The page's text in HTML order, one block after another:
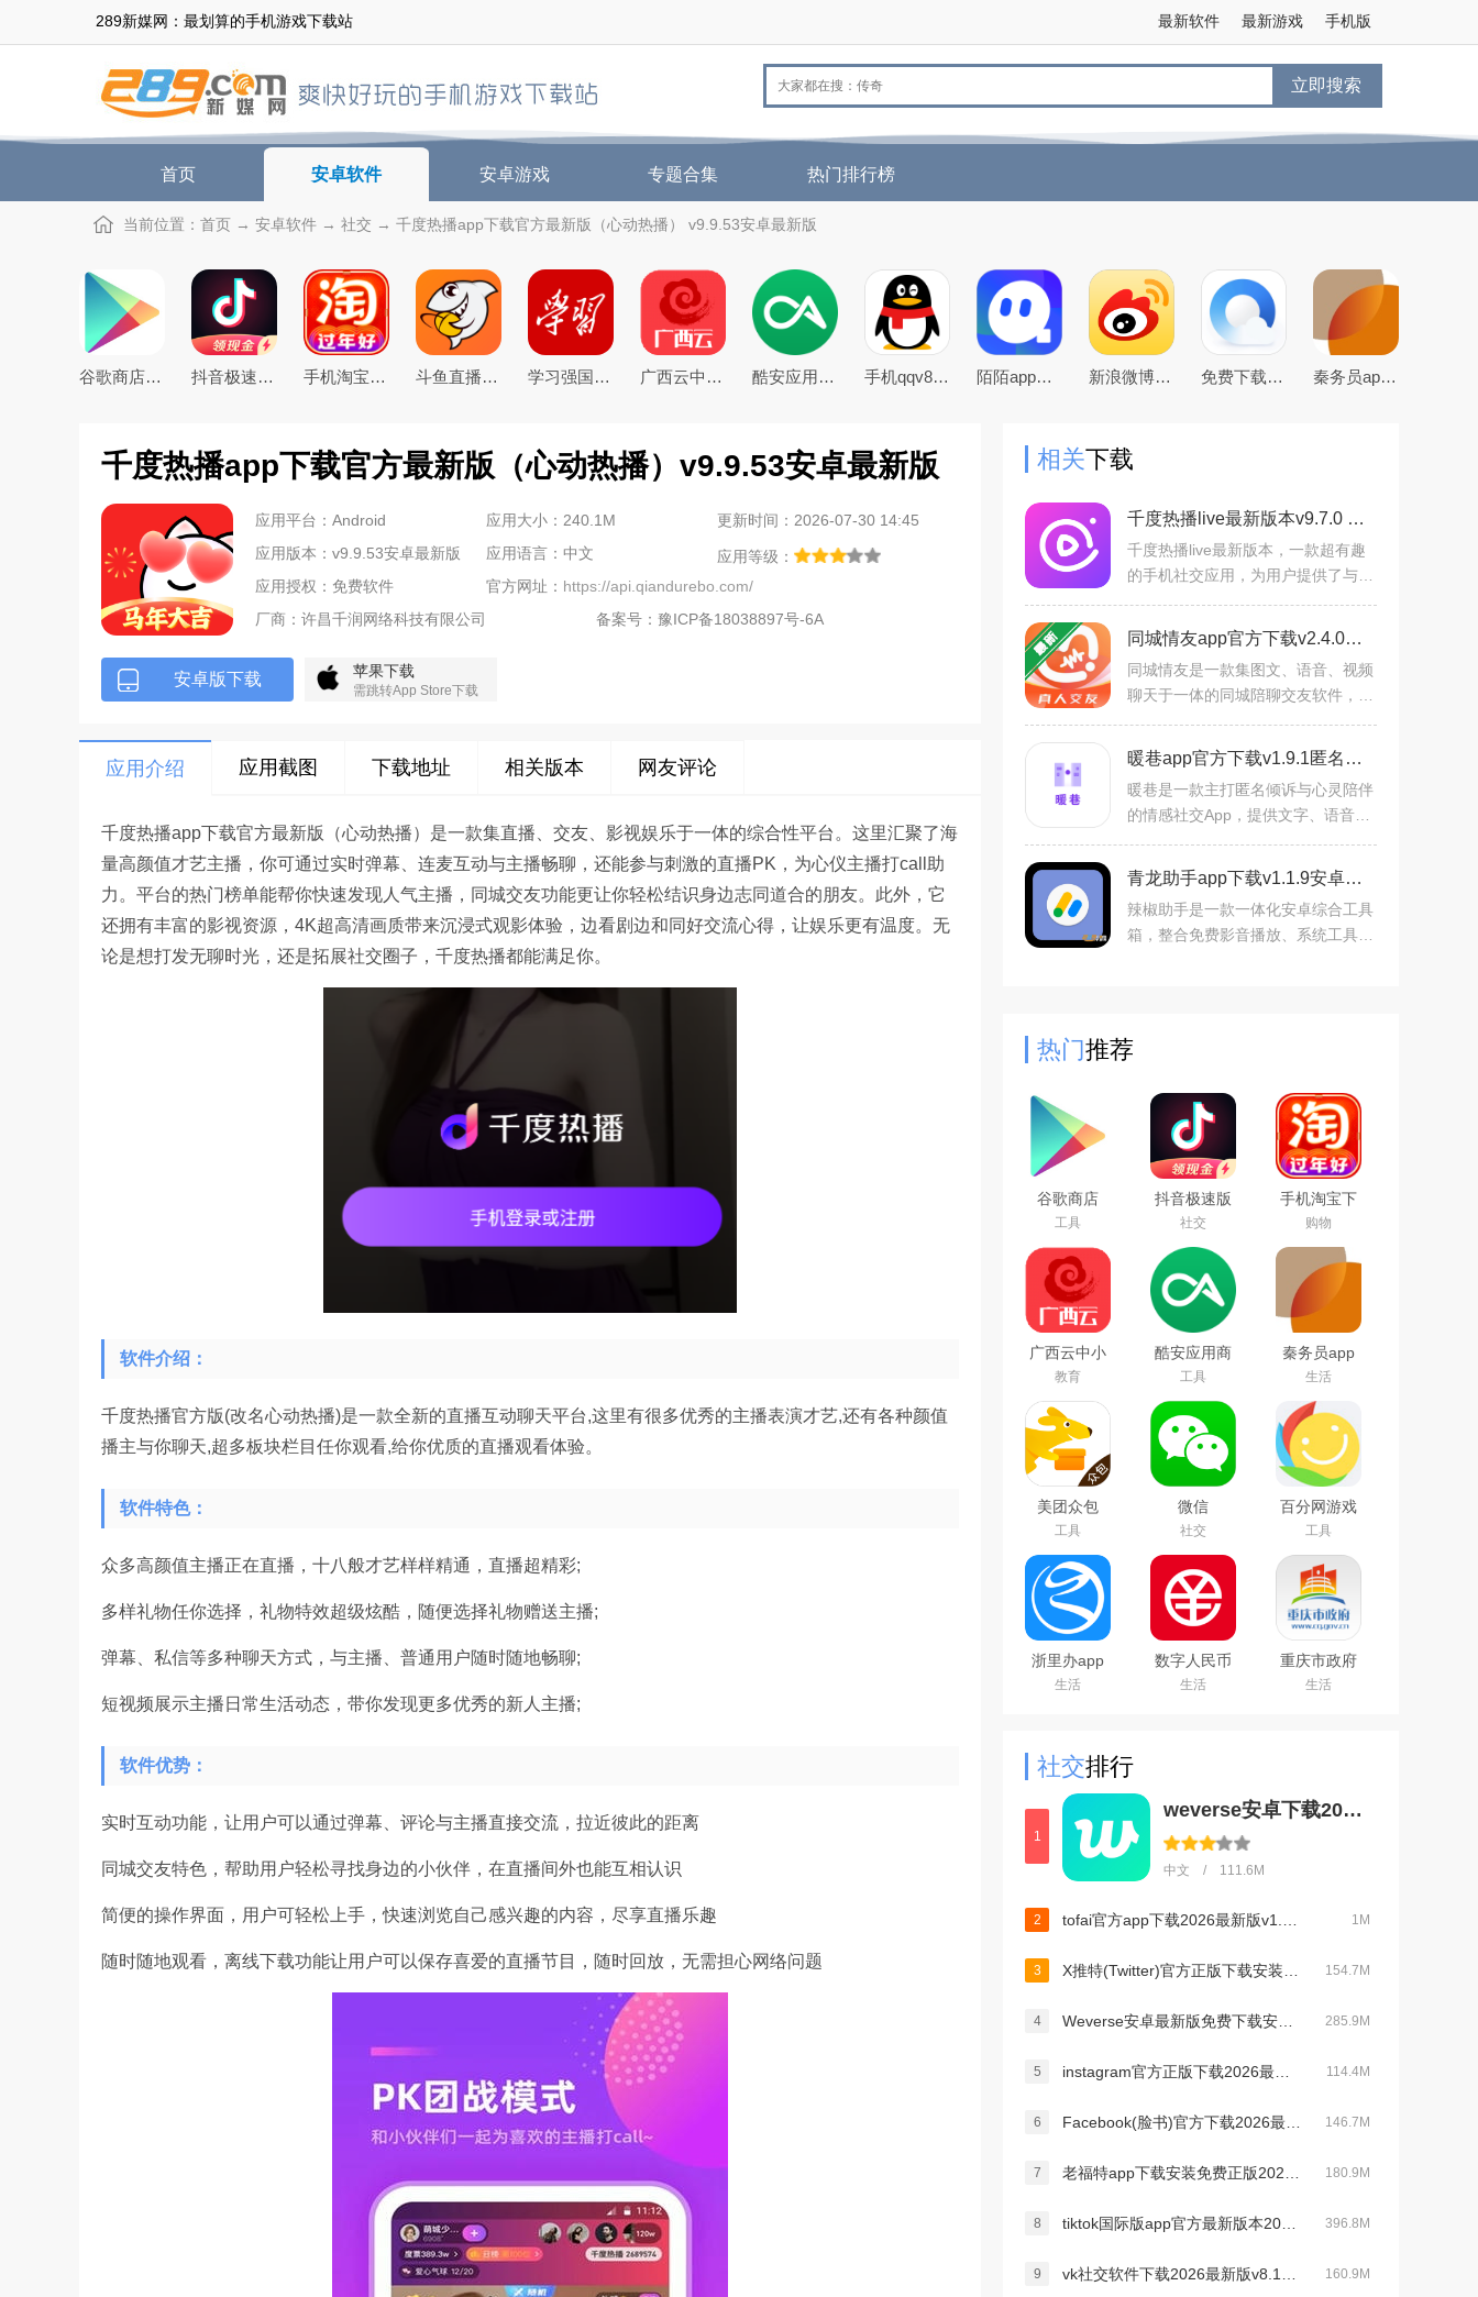
289新媒网：最划算的手机游戏下载站 手机版
最新游戏
最新软件
立即搜索
首页 安卓软件 安卓游戏 专题合集 热门排行榜
当前位置： 首页 → 安卓软件 → 社交 → 千度热播app下载官方最新版（心动热播） v9.9.53安卓最新版
谷歌商店google play store最新版本下载 抖音极速版免费下载2026最新版 手机淘宝下载2026app最新版 斗鱼直播下载2026官方版 学习强国app手机客户端 广西云中小学空中课堂app 酷安应用商店app下载2026最新版 手机qqv8.5.0官方正式版 陌陌app下载2026最新官方版 新浪微博app下载2026官方最新版 免费下载2026最新版手机QQ浏览器 秦务员app下载2026最新版
千度热播app下载官方最新版（心动热播）v9.9.53安卓最新版
应用平台：Android 应用大小：240.1M
更新时间：2026-07-30 14:45
应用版本：v9.9.53安卓最新版
应用语言：中文
应用等级：
应用授权：免费软件
官方网址： https://api.qiandurebo.com/
厂商： 许昌千润网络科技有限公司 备案号： 豫ICP备18038897号-6A
安卓版下载 苹果下载
需跳转App Store下载
应用介绍 应用截图 下载地址 相关版本 网友评论
千度热播app下载官方最新版（心动热播）是一款集直播、交友、影视娱乐于一体的综合性平台。这里汇聚了海
量高颜值才艺主播，你可通过实时弹幕、连麦互动与主播畅聊，还能参与刺激的直播PK，为心仪主播打call助
力。平台的热门榜单能帮你快速发现人气主播，同城交友功能更让你轻松结识身边志同道合的朋友。此外，它
还拥有丰富的影视资源，4K超高清画质带来沉浸式观影体验，边看剧边和同好交流心得，让娱乐更有温度。无
论是想打发无聊时光，还是拓展社交圈子，千度热播都能满足你。
软件介绍：
千度热播官方版(改名心动热播)是一款全新的直播互动聊天平台,这里有很多优秀的主播表演才艺,还有各种颜值
播主与你聊天,超多板块栏目任你观看,给你优质的直播观看体验。
软件特色：
众多高颜值主播正在直播，十八般才艺样样精通，直播超精彩;
多样礼物任你选择，礼物特效超级炫酷，随便选择礼物赠送主播;
弹幕、私信等多种聊天方式，与主播、普通用户随时随地畅聊;
短视频展示主播日常生活动态，带你发现更多优秀的新人主播;
软件优势：
实时互动功能，让用户可以通过弹幕、评论与主播直接交流，拉近彼此的距离
同城交友特色，帮助用户轻松寻找身边的小伙伴，在直播间外也能互相认识
简便的操作界面，用户可轻松上手，快速浏览自己感兴趣的内容，尽享直播乐趣
随时随地观看，离线下载功能让用户可以保存喜爱的直播节目，随时回放，无需担心网络问题
相关下载
千度热播live最新版本v9.7.0 安卓版
千度热播live最新版本，一款超有趣
的手机社交应用，为用户提供了与各
方式。用户可以在这里自由交友，无
论是在线互动还是观看直
同城情友app官方下载v2.4.0语音视频聊天软件
同城情友是一款集图文、语音、视频
聊天于一体的同城陪聊交友软件，由
打真实、有趣、好玩的社交氛围，提
供同城匹配、语音视频通
暖巷app官方下载v1.9.1匿名倾诉树洞社交软件
暖巷是一款主打匿名倾诉与心灵陪伴
的情感社交App，提供文字、语音、
不留痕的极简隐私设计，打造安全的
情绪释放空间。平台倾听者
青龙助手app下载v1.1.9安卓全能工具箱
辣椒助手是一款一体化安卓综合工具
箱，整合免费影音播放、系统工具、
热门推荐
谷歌商店
google play
store最新版
本下载
工具
抖音极速版
免费下载
2026最新版
社交
手机淘宝下
载2026app
最新版
购物
广西云中小
学空中课堂
app
教育
酷安应用商
店app下载
2026最新版
工具
秦务员app
下载2026最
新版
生活
美团众包
工具
微信
WeChat
社交
百分网游戏
盒子下载
2026新版
工具
浙里办app
官方下载
2026手机版
生活
数字人民币
试点版官方
app安卓版
生活
重庆市政府
渝快办app
官方版
生活
社交排行
1
weverse安卓下载2026中文版v3.16.1官方安卓版
中文 / 111.6M
2 1M
3 154.7M
4 285.9M
5 114.4M
6 146.7M
7 180.9M
8 396.8M
9 160.9M